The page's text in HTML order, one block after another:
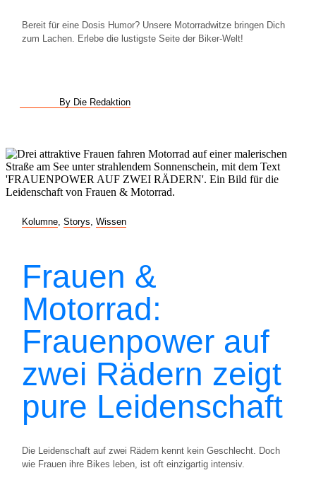
Bereit für eine Dosis Humor? Unsere Motorradwitze bringen Dich
zum Lachen. Erlebe die lustigste Seite der Biker-Welt!
By Die Redaktion
Kolumne Storys Wissen
Frauen &
Motorrad:
Frauenpower auf
zwei Rädern zeigt
pure Leidenschaft
Die Leidenschaft auf zwei Rädern kennt kein Geschlecht. Doch
wie Frauen ihre Bikes leben, ist oft einzigartig intensiv.